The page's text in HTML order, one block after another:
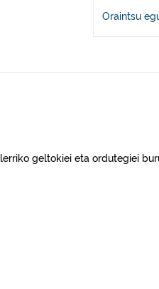
Oraintsu
geltokiei eta ordutegiei